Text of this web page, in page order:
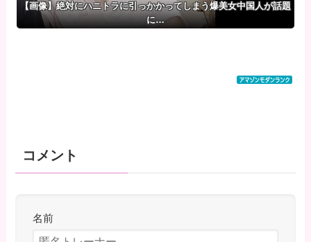
【画像】絶対にハニトラに引っかかってしまう爆美女中国人が話題
に…
コメント
名前